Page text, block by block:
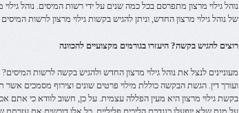
של נוהל גילוי מרצון החדש, וניתן להגיש בקשות גילוי מרצון לרשות המיסים עד
רוצים להגיש בקשה? היעזרו בגורמים מקצועיים להכוונה
מעוניינים לנצל את נוהל גילוי מרצון החדש ולהגיש בקשה לרשות
ועורך דין. הגשת הבקשה כוללת מילוי פרטים שונים וצירוף מסמכים
בקשת גילוי מרצון היא מעין הפללה עצמית. על כן, חשוב לוודא כי אתם